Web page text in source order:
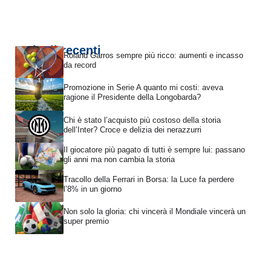
Articoli recentiRoland Garros sempre più ricco: aumenti e incasso
da record
Promozione in Serie A quanto mi costi: aveva
ragione il Presidente della Longobarda?
Chi è stato l’acquisto più costoso della storia
dell’Inter? Croce e delizia dei nerazzurri
Il giocatore più pagato di tutti è sempre lui: passano
gli anni ma non cambia la storia
Tracollo della Ferrari in Borsa: la Luce fa perdere
l’8% in un giorno
Non solo la gloria: chi vincerà il Mondiale vincerà un
super premio